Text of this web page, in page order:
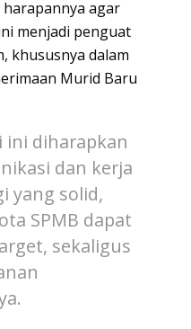
harapannya agar
menjadi penguat
khususnya dalam
Murid Baru
ini diharapkan
dan kerja
yang solid,
SPMB dapat
sekaligus